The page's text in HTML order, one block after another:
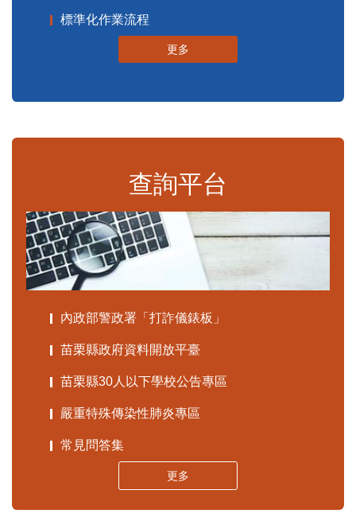
標準化作業流程
更多
查詢平台
內政部警政署「打詐儀錶板」
苗栗縣政府資料開放平臺
苗栗縣30人以下學校公告專區
嚴重特殊傳染性肺炎專區
常見問答集
更多